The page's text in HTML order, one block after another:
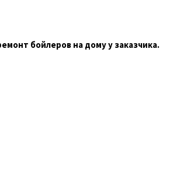
бойлеров на дому у заказчика.